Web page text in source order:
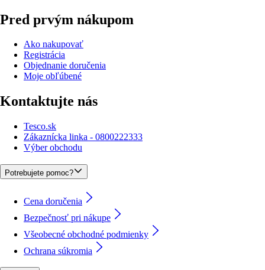
Pred prvým nákupom
Ako nakupovať
Registrácia
Objednanie doručenia
Moje obľúbené
Kontaktujte nás
Tesco.sk
Zákaznícka linka - 0800222333
Výber obchodu
Potrebujete pomoc?
Cena doručenia
Bezpečnosť pri nákupe
Všeobecné obchodné podmienky
Ochrana súkromia